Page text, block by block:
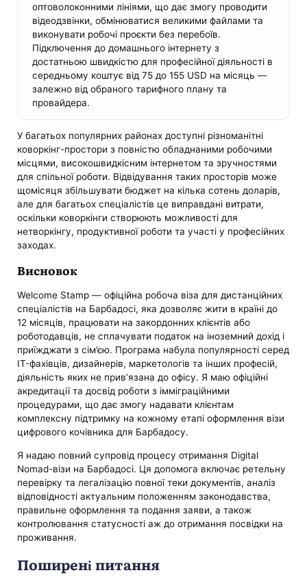
оптоволоконними лініями, що дає змогу проводити
відеодзвінки, обмінюватися великими файлами та
виконувати робочі проєкти без перебоїв.
Підключення до домашнього інтернету з
достатньою швидкістю для професійної діяльності в
середньому коштує від 75 до 155 USD на місяць —
залежно від обраного тарифного плану та
провайдера.
У багатьох популярних районах доступні різноманітні
коворкінг-простори з повністю обладнаними робочими
місцями, високошвидкісним інтернетом та зручностями
для спільної роботи. Відвідування таких просторів може
щомісяця збільшувати бюджет на кілька сотень доларів,
але для багатьох спеціалістів це виправдані витрати,
оскільки коворкінги створюють можливості для
нетворкінгу, продуктивної роботи та участі у професійних
заходах.
Висновок
Welcome Stamp — офіційна робоча віза для дистанційних
спеціалістів на Барбадосі, яка дозволяє жити в країні до
12 місяців, працювати на закордонних клієнтів або
роботодавців, не сплачувати податок на іноземний дохід і
приїжджати з сім’єю. Програма набула популярності серед
IT-фахівців, дизайнерів, маркетологів та інших професій,
діяльність яких не прив’язана до офісу. Я маю офіційні
акредитації та досвід роботи з імміграційними
процедурами, що дає змогу надавати клієнтам
комплексну підтримку на кожному етапі оформлення візи
цифрового кочівника для Барбадосу.
Я надаю повний супровід процесу отримання Digital
Nomad-візи на Барбадосі. Ця допомога включає ретельну
перевірку та легалізацію повної теки документів, аналіз
відповідності актуальним положенням законодавства,
правильне оформлення та подання заяви, а також
контролювання статусності аж до отримання посвідки на
проживання.
Поширені питання